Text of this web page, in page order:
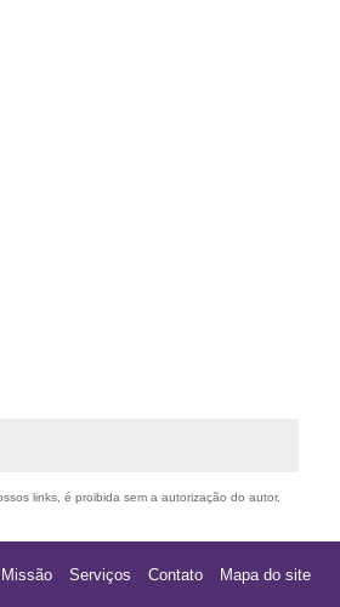
links, é proibida sem a autorização do autor.
Missão Serviços Contato Mapa do site